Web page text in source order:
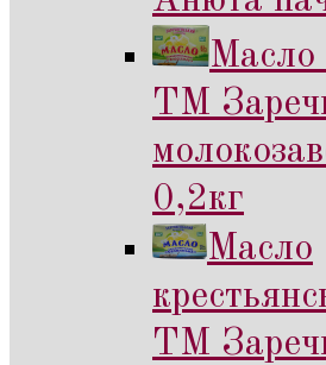
Масло
ТМ
0,2кг
Масло
ТМ